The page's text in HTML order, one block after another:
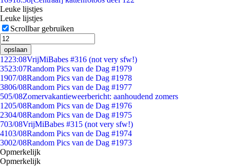
Leuke lijstjes
Leuke lijstjes
Scrollbar gebruiken
opslaan
1223:08VrijMiBabes #316 (not very sfw!)
3523:07Random Pics van de Dag #1979
1907/08Random Pics van de Dag #1978
3806/08Random Pics van de Dag #1977
505/08Zomervakantieweerbericht: aanhoudend zomers
1205/08Random Pics van de Dag #1976
2304/08Random Pics van de Dag #1975
703/08VrijMiBabes #315 (not very sfw!)
4103/08Random Pics van de Dag #1974
3002/08Random Pics van de Dag #1973
Opmerkelijk
Opmerkelijk